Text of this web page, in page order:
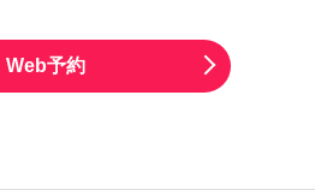
Web予約